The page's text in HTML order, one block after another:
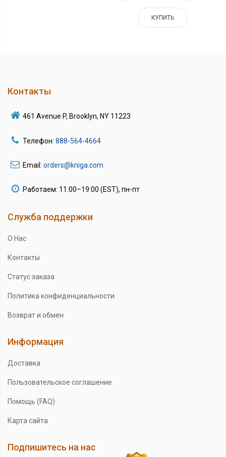
КУПИТЬ
Контакты
461 Avenue P, Brooklyn, NY 11223
Телефон: 888-564-4664
Email: orders@kniga.com
Работаем: 11:00–19:00 (EST), пн-пт
Служба поддержки
О Нас
Контакты
Статус заказа
Политика конфиденциальности
Возврат и обмен
Информация
Доставка
Пользовательское соглашение
Помощь (FAQ)
Карта сайта
Подпишитесь на нас